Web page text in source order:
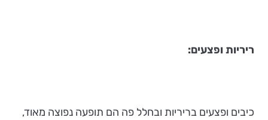
ריריות ופצעים:
כיבים ופצעים בריריות ובחלל פה הם תופעה נפוצה מאוד,